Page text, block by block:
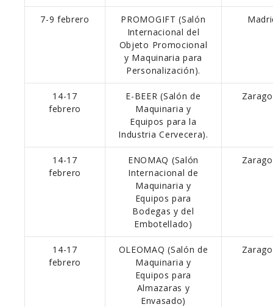
7-9 febrero
PROMOGIFT (Salón
Internacional del
Objeto Promocional
y Maquinaria para
Personalización).
14-17
febrero
E-BEER (Salón de
Maquinaria y
Equipos para la
Industria Cervecera).
14-17
febrero
ENOMAQ (Salón
Internacional de
Maquinaria y
Equipos para
Bodegas y del
Embotellado)
14-17
febrero
OLEOMAQ (Salón de
Maquinaria y
Equipos para
Almazaras y
Envasado)